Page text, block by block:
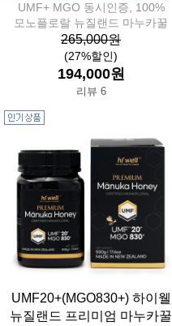
UMF+ MGO 동시인증, 100%
모노플로랄 뉴질랜드 마누카꿀
265,000원
(27%할인)
194,000원
리뷰 6
UMF20+(MGO830+) 하이웰
뉴질랜드 프리미엄 마누카꿀